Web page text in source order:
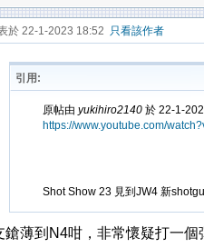
於 22-1-2023 18:52 只看該作者
引用:
原帖由 yukihiro2140於 22-1-
https://www.youtube.com/
Shot Show 23 見到JW4 新
鎗薄到N4咁，非常懷疑打一